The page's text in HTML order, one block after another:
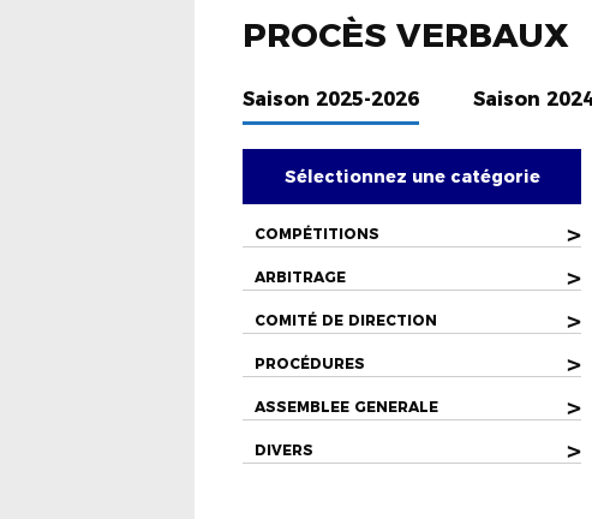
PROCÈS VERBAUX
Saison 2025-2026 Saison
Sélectionnez une catégorie
COMPÉTITIONS >
ARBITRAGE >
COMITÉ DE DIRECTION >
PROCÉDURES >
ASSEMBLEE GENERALE >
DIVERS >